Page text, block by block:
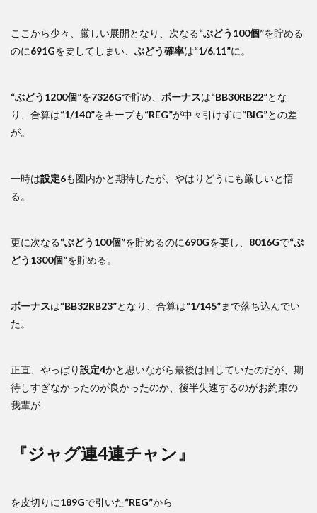
ここから少々、厳しい展開となり、次なる“ぶどう100個”を貯める
のに691Gを要してしまい、 ぶどう確率は“1/6.11”に。
“ぶどう1200個”を7326Gで貯め、 ボーナスは“BB30RB22”とな
り、合算は“1/140”をキープも“REG”が中々引けずに“BIG”との差
が。
一時は設定6も圏内かと期待したが、やはりどうにも厳しいと悟
る。
更に次なる“ぶどう100個”を貯めるのに690Gを要し、 8016Gで“ぶ
どう1300個”を貯める。
ボーナスは“BB32RB23”となり、合算は“1/145”まで落ち込んでい
た。
正直、やっぱり設定4かと思いながら最後は回していたのだが、期
待しすぎなかったのが良かったのか、後半失速するのがお約束の
我輩が
『ジャグ連4連チャン』
を皮切りに189Gで引いた“REG”から